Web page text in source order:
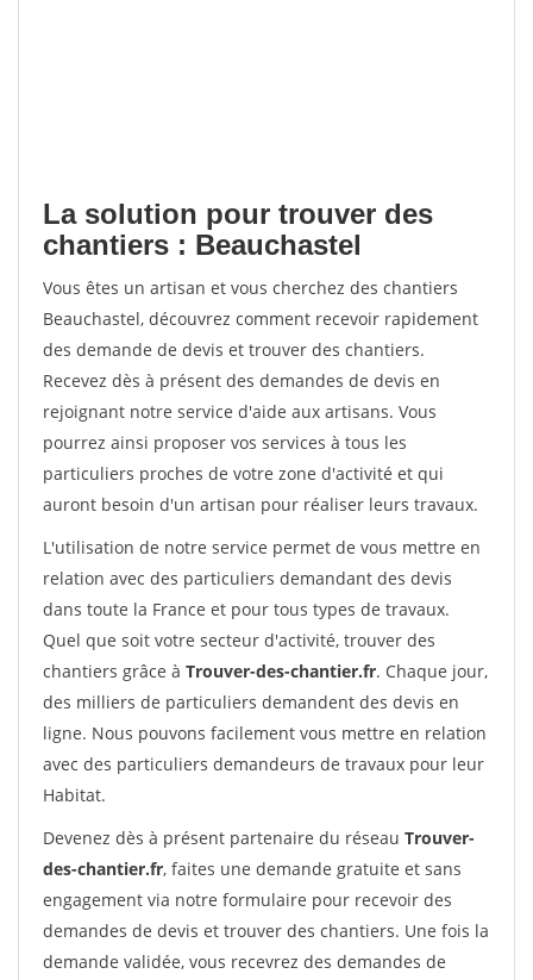
La solution pour trouver des
chantiers : Beauchastel
Vous êtes un artisan et vous cherchez des chantiers
Beauchastel, découvrez comment recevoir rapidement
des demande de devis et trouver des chantiers.
Recevez dès à présent des demandes de devis en
rejoignant notre service d'aide aux artisans. Vous
pourrez ainsi proposer vos services à tous les
particuliers proches de votre zone d'activité et qui
auront besoin d'un artisan pour réaliser leurs travaux.
L'utilisation de notre service permet de vous mettre en
relation avec des particuliers demandant des devis
dans toute la France et pour tous types de travaux.
Quel que soit votre secteur d'activité, trouver des
chantiers grâce à Trouver-des-chantier.fr. Chaque jour,
des milliers de particuliers demandent des devis en
ligne. Nous pouvons facilement vous mettre en relation
avec des particuliers demandeurs de travaux pour leur
Habitat.
Devenez dès à présent partenaire du réseau Trouver-
des-chantier.fr, faites une demande gratuite et sans
engagement via notre formulaire pour recevoir des
demandes de devis et trouver des chantiers. Une fois la
demande validée, vous recevrez des demandes de